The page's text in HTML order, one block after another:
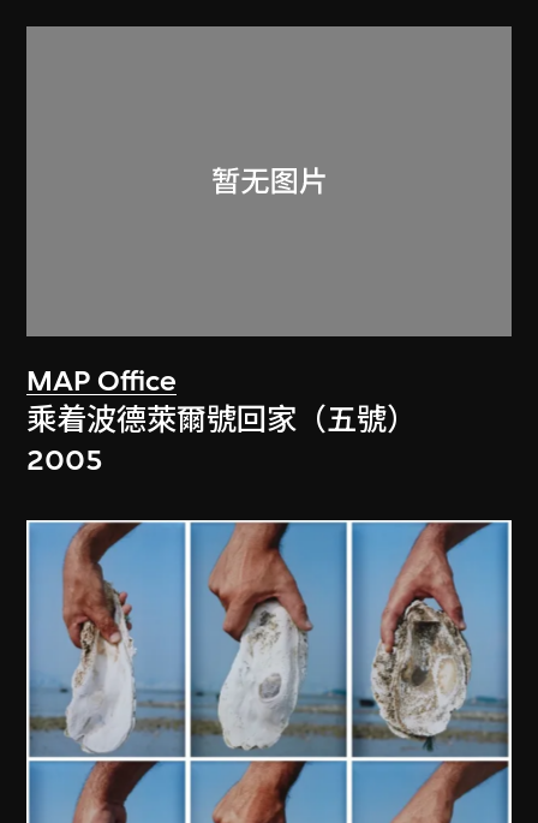
MAP Office
乘着波德萊爾號回家（五號）
2005